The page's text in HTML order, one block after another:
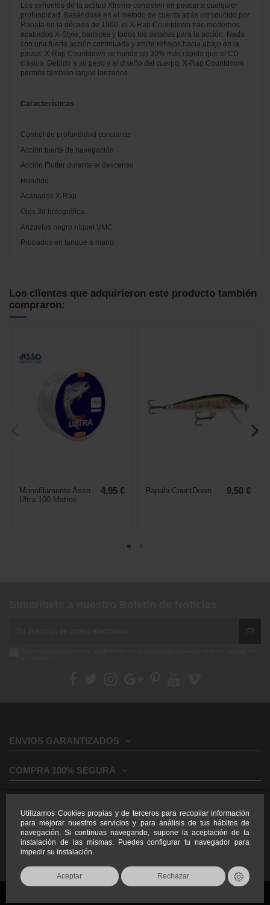
Utilizamos Cookies propias y de terceros para recopilar información
para mejorar nuestros servicios y para análisis de tus hábitos de
navegación. Si continuas navegando, supone la aceptación de la
instalación de las mismas. Puedes configurar tu navegador para
impedir su instalación.
Aceptar Rechazar
Los señuelos de la actitud Xtreme consisten en pescar a cualquier
profundidad. Basándose en el método de cuenta atrás introducido por
Rapala en la década de 1960, el X-Rap Countdown trae modernos
acabados X-Style, barnices y todos los detalles para la acción. Nada
con una fuerte acción continuada y emite reflejos hacia abajo en la
pausa. X-Rap Countdown se hunde un 30% más rápido que el CD
clásico. Debido a su peso y al diseño del cuerpo, X-Rap Countdown
permite también largos lanzados.
Características
Control de profundidad constante
Acción fuerte de navegación
Acción Flutter durante el descenso
Hundido
Acabados X-Rap
Ojos 3d holográfica
Anzuelos negro níquel VMC
Probados en tanque a mano
Los clientes que adquirieron este producto también
compraron:
Monofilamento Asso
Ultra 100 Metros
4,95 € Rapala CountDown 9,50 €
ENVIOS GARANTIZADOS
COMPRA 100% SEGURA
INFORMACION LEGAL